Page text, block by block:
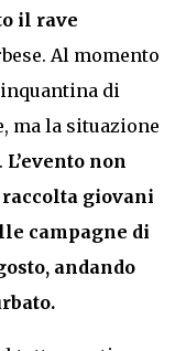
il rave
Al momento
di
ma la situazione
L’evento non
giovani
campagne di
andando